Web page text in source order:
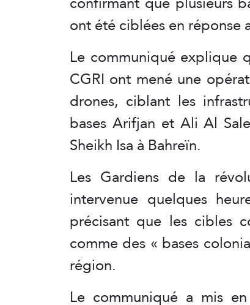
ont été ciblées en réponse
Le communiqué explique
CGRI ont mené une
drones, ciblant les
bases Arifjan et Ali Al
Sheikh Isa à Bahreïn.
Les Gardiens de la
intervenue quelques
précisant que les cibles
comme des « bases
région.
Le communiqué a mis